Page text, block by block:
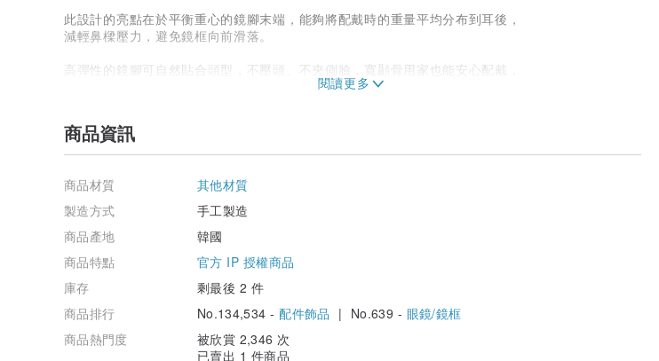
此設計的亮點在於平衡重心的鏡腳末端，能夠將配戴時的重量平均分布到耳後，
減輕鼻樑壓力，避免鏡框向前滑落。
高彈性的鏡腳可自然貼合頭型，不壓頭、不夾側臉，寬顳骨用家也能安心配戴，
不論室內活動或戶外運動，都能安心使用，無需擔心鬆動或滑落。
📌 材質
高品質純鈦材質，抗過敏，親膚舒適
📏 尺寸
• 鏡片寬：49 mm
• 鼻橋寬：22 mm
• 鏡腳長：145 mm
🎁 包裝內容
• April Eyewear 專屬眼鏡盒
商品資訊
商品材質
其他材質
製造方式
手工製造
商品產地
韓國
商品特點
官方 IP 授權商品
庫存
剩最後 2 件
商品排行
No.134,534 -配件飾品 | No.639 - 眼鏡/鏡框
商品熱門度
被欣賞 2,346 次
已賣出 1 件商品